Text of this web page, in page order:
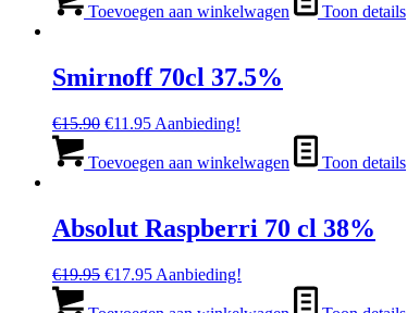
was:
is:
Toevoegen aan winkelwagen Toon details
Smirnoff 70cl 37.5%
€15.90 Oorspronkelijke
was:
€11.95Huidige
is:
Aanbieding!
Toevoegen aan winkelwagen Toon details
Absolut Raspberri 70 cl 38%
€19.95 Oorspronkelijke
€17.95Huidige
Aanbieding!